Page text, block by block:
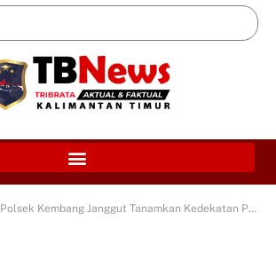
Polsek Kembang Janggut Tanamkan Kedekatan Polisi dengan Anak Lewat Edukasi Interaktif